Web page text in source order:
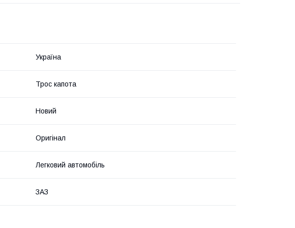
Україна
Трос капота
Новий
Оригінал
Легковий автомобіль
ЗАЗ